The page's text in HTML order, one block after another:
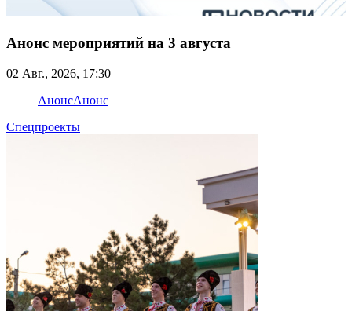
Анонс мероприятий на 3 августа
02 Авг., 2026, 17:30
АнонсАнонс
Спецпроекты